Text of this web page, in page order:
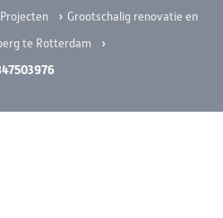
Projecten › Grootschalig renovatie en
te Rotterdam
›